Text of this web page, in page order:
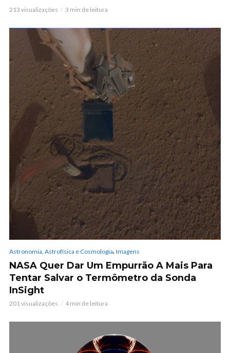
213 visualizações 3 min de leitura
Astronomia, Astrofísica e Cosmologia, Imagens
NASA Quer Dar Um Empurrão A Mais Para
Tentar Salvar o Termômetro da Sonda
InSight
201 visualizações 4 min de leitura